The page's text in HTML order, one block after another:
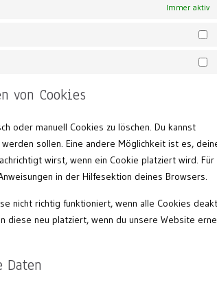
Immer aktiv
von Cookies
oder manuell Cookies zu löschen. Du kannst
sollen. Eine andere Möglichkeit ist es,
wirst, wenn ein Cookie platziert wird. Für
in der Hilfesektion deines Browsers.
nicht richtig funktioniert, wenn alle Cookies
diese neu platziert, wenn du unsere Website
Daten